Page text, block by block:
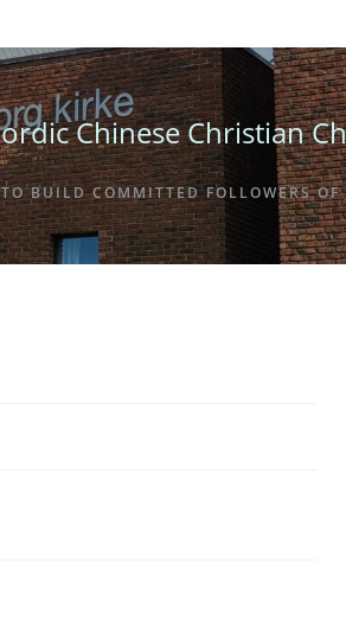
Chinese Christian
BUILD COMMITTED FOLLOWERS OF